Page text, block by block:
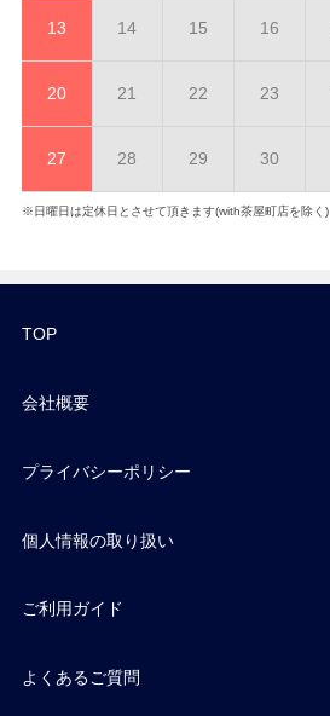
13 14 15 16
20 21 22 23
27 28 29 30
※日曜日は定休日とさせて頂きます(with茶屋町店を除く)
TOP
会社概要
プライバシーポリシー
個人情報の取り扱い
ご利用ガイド
よくあるご質問